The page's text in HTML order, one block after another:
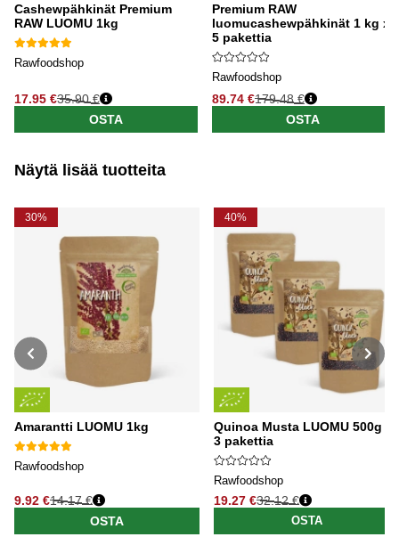
Cashewpähkinät Premium
RAW LUOMU 1kg
Rawfoodshop
17.95 €35.90 €
OSTA
Premium RAW
luomucashewpähkinät 1 kg x
5 pakettia
Rawfoodshop
89.74 €179.48 €
OSTA
Näytä lisää tuotteita
30%
Amarantti LUOMU 1kg
Rawfoodshop
9.92 €
Normaali hinta
14.17 €
OSTA
40%
Quinoa Musta LUOMU 500g x
3 pakettia
Rawfoodshop
19.27 €
Normaali hinta
32.12 €
OSTA